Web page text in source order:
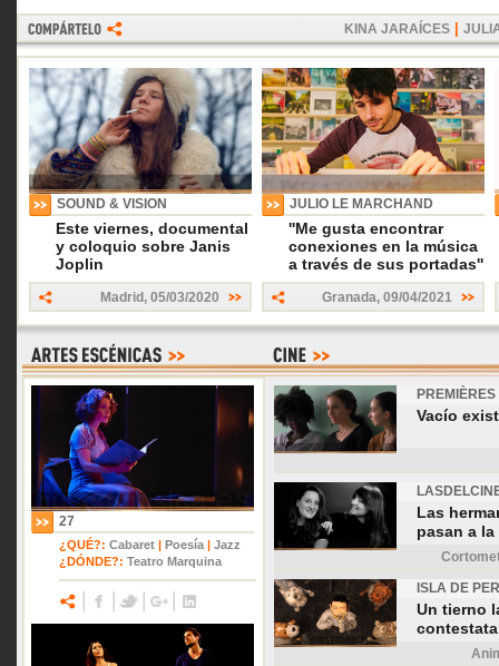
KINA JARAÍCES
SOUND & VISION
Este viernes, documental
y coloquio sobre Janis
Joplin
Madrid , 05/03/2020
JULIO LE MARCHAND
''Me gusta encontrar
conexiones en la música
a través de sus portadas''
Granada, 09/04/2021
27
¿QUÉ?: Cabaret | Poesía | Jazz
¿DÓNDE?: Teatro Marquina
Vacío
Las
pasan a
ISLA DE
Un tierno